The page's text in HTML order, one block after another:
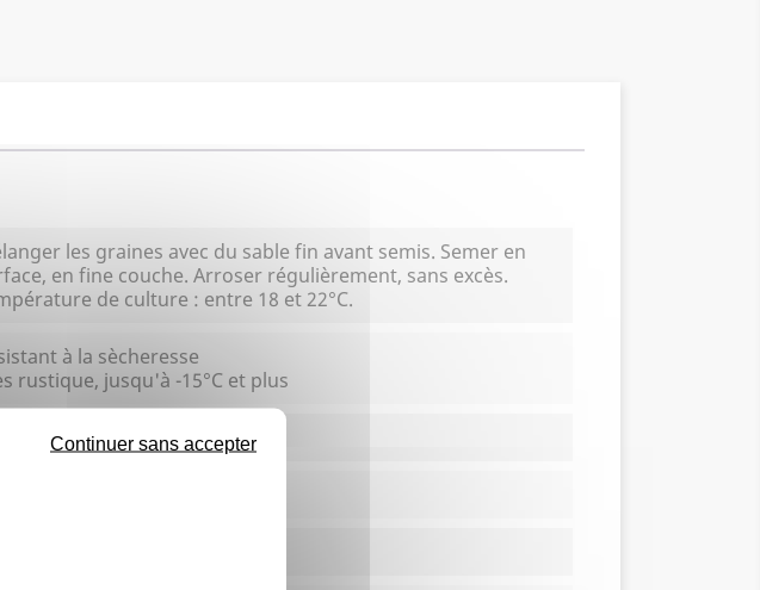
Continuer sans accepter
les graines avec du sable fin avant semis. Semer en
en fine couche. Arroser régulièrement, sans excès.
de culture : entre 18 et 22°C.
à la sècheresse
rustique, jusqu'à -15°C et plus